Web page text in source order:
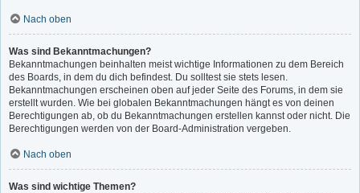
Nach oben
Was sind Bekanntmachungen?
Bekanntmachungen beinhalten meist wichtige Informationen zu dem Bereich
des Boards, in dem du dich befindest. Du solltest sie stets lesen.
Bekanntmachungen erscheinen oben auf jeder Seite des Forums, in dem sie
erstellt wurden. Wie bei globalen Bekanntmachungen hängt es von deinen
Berechtigungen ab, ob du Bekanntmachungen erstellen kannst oder nicht. Die
Berechtigungen werden von der Board-Administration vergeben.
Nach oben
Was sind wichtige Themen?